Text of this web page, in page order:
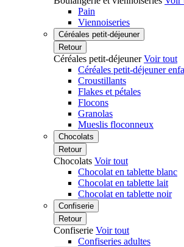
Pain
Viennoiseries
Céréales petit-déjeuner
Retour
Céréales petit-déjeunerVoir tout
Céréales petit-déjeuner
Croustillants
Flakes et pétales
Flocons
Granolas
Mueslis floconneux
Chocolats
Retour
Chocolats Voir tout
Chocolat en tablette blanc
Chocolat en tablette lait
Chocolat en tablette noir
Confiserie
Retour
Confiserie Voir tout
Confiseries adultes